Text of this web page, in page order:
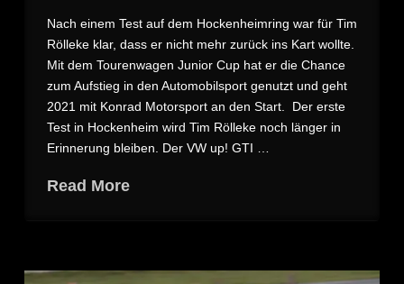
Nach einem Test auf dem Hockenheimring war für Tim
Rölleke klar, dass er nicht mehr zurück ins Kart wollte.
Mit dem Tourenwagen Junior Cup hat er die Chance
zum Aufstieg in den Automobilsport genutzt und geht
2021 mit Konrad Motorsport an den Start. Der erste
Test in Hockenheim wird Tim Rölleke noch länger in
Erinnerung bleiben. Der VW up! GTI …
Read More